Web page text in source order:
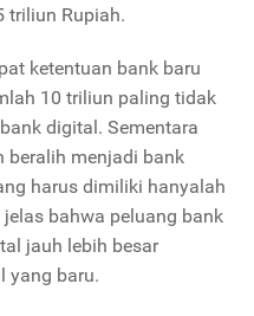
triliun Rupiah.
ketentuan bank baru
10 triliun paling tidak
digital. Sementara
beralih menjadi bank
harus dimiliki hanyalah
bahwa peluang bank
jauh lebih besar
yang baru.